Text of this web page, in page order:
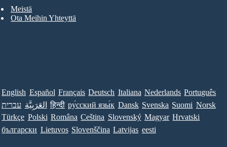
Meistä
Ota Meihin Yhteyttä
English Español Français Deutsch Italiana Nederlands Português
עברית العَرَبِيَّة हिन्दी ру́сский язы́к Dansk Svenska Suomi Norsk
Türkçe Polski Româna Ceština Slovenský Magyar Hrvatski
български Lietuvos Slovenščina Latvijas eesti